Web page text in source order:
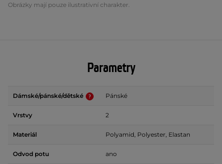
Obrázky mají pouze ilustrativní charakter.
Parametry
Dámské/pánské/dětské Pánské
Vrstvy 2
Materiál Polyamid, Polyester, Elastan
Odvod potu ano